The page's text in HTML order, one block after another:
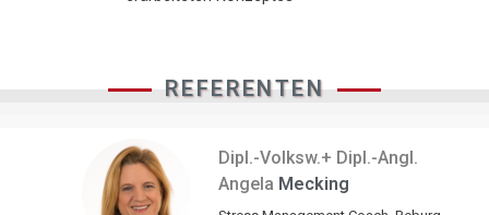
REFERENTEN
Dipl.-Volksw.+ Dipl.-Angl.
Angela Mecking